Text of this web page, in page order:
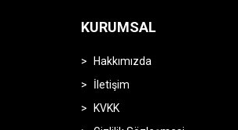
KURUMSAL
Hakkımızda
İletişim
KVKK